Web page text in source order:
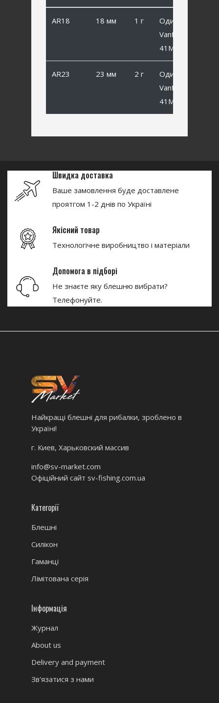
AR18 18 мм 1 г
Одинарный
Vanfook SP-
41MB #8
AR23 23 мм 2 г
Одинарный
Vanfook SP-
41MB #6
Швидка доставка
Ваше замовлення буде доставлене
проятгом 1-2 днів по Україні
Якісний товар
Технологічне виробництво і матеріали
Допомога в підборі
Не знаєте яку блешню вибрати?
Телефонуйте.
Найкращі блешні для рибалки, зроблено в
Україні!
г. Киев, Харьковский массив
info@sv-market.com
Офіційний сайт sv-fishing.com.ua
Категорії
Блешні
Силікон
Гаманці
Лімітована серія
Інформація
Журнал
About us
Delivery and payment
Зв'язатися з нами